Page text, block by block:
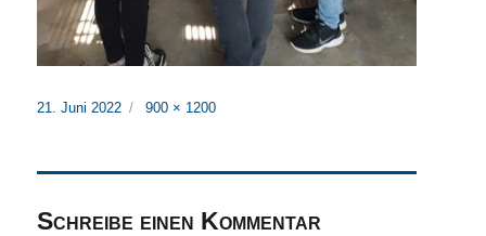
Veröffentlicht
21. Juni 2022 Originalgröße
900 × 1200
Schreibe einen Kommentar